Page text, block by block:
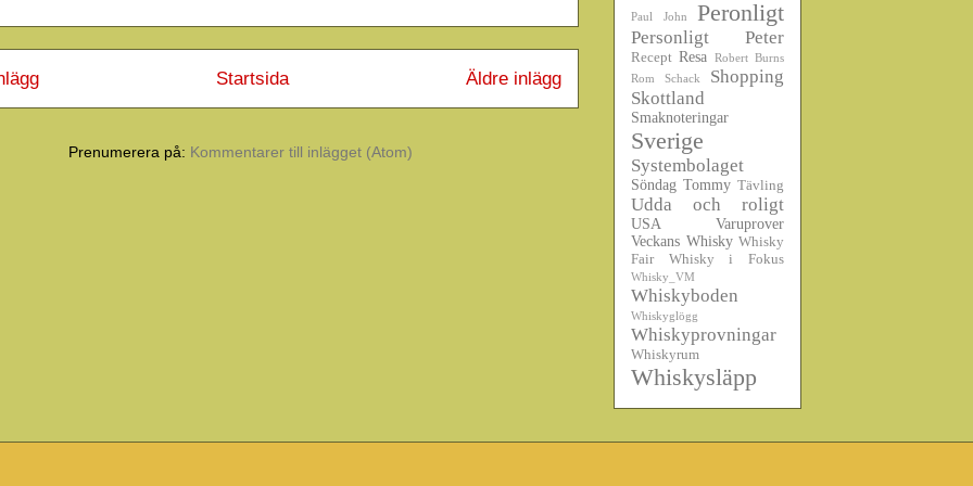
Äldre inlägg
Startsida
Prenumerera på: Kommentarer till inlägget (Atom)
Paul John Peronligt
Personligt Peter
Recept Resa Robert Burns
Rom
Schack
Shopping
Skottland
Smaknoteringar
Sverige
Systembolaget
Söndag Tommy Tävling
Udda och roligt
USA
Varuprover
Veckans Whisky Whisky
Fair
Whisky i Fokus
Whisky_VM
Whiskyboden
Whiskyglögg
Whiskyprovningar
Whiskyrum
Whiskysläpp